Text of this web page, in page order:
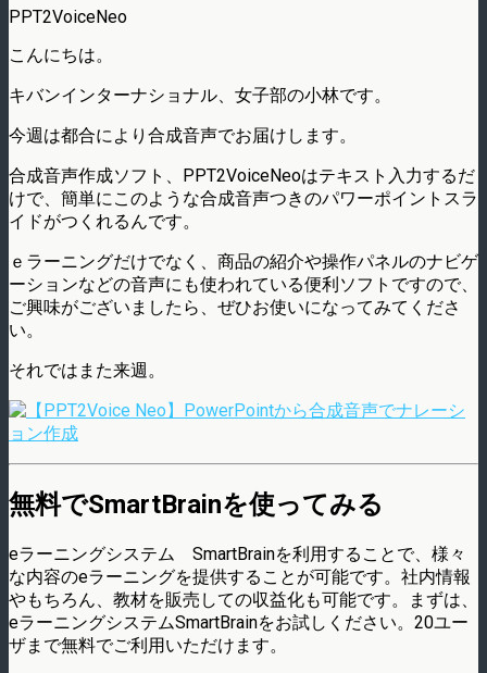
PPT2VoiceNeo
こんにちは。
キバンインターナショナル、女子部の小林です。
今週は都合により合成音声でお届けします。
合成音声作成ソフト、PPT2VoiceNeoはテキスト入力するだ
けで、簡単にこのような合成音声つきのパワーポイントスラ
イドがつくれるんです。
ｅラーニングだけでなく、商品の紹介や操作パネルのナビゲ
ーションなどの音声にも使われている便利ソフトですので、
ご興味がございましたら、ぜひお使いになってみてくださ
い。
それではまた来週。
無料でSmartBrainを使ってみる
eラーニングシステム SmartBrainを利用することで、様々
な内容のeラーニングを提供することが可能です。社内情報
やもちろん、教材を販売しての収益化も可能です。まずは、
eラーニングシステムSmartBrainをお試しください。20ユー
ザまで無料でご利用いただけます。